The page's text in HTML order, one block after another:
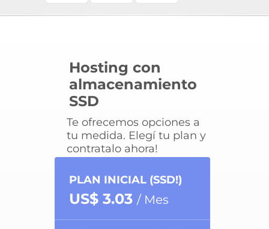
Hosting con
almacenamiento
SSD
Te ofrecemos opciones a
tu medida. Elegí tu plan y
contratalo ahora!
PLAN INICIAL (SSD!)
US$ 3.03 / Mes